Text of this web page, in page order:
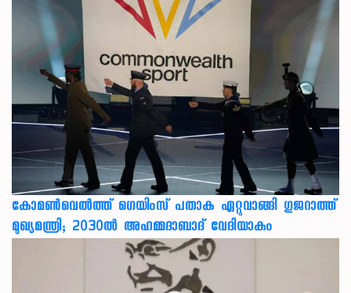
കോമൺവെൽത്ത് ഗെയിംസ് പതാക ഏറ്റുവാങ്ങി ഗുജറാത്ത്
മുഖ്യമന്ത്രി; 2030ൽ അഹമ്മദാബാദ് വേദിയാകും